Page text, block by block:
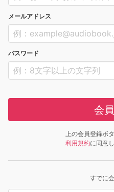
メールアドレス
パスワード
会
上の会員登録ボ
利用規約に同意
すでに